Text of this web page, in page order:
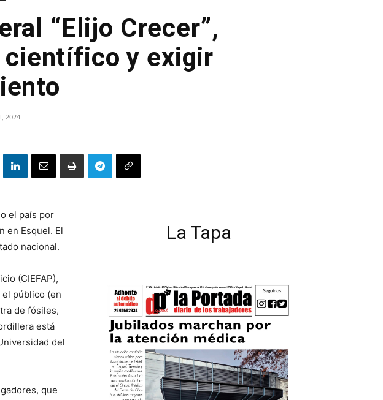
“Elijo Crecer”,
científico y exigir
2024
el país por
en Esquel. El
nacional.
(CIEFAP),
el público (en
de fósiles,
está
del
que
La Tapa